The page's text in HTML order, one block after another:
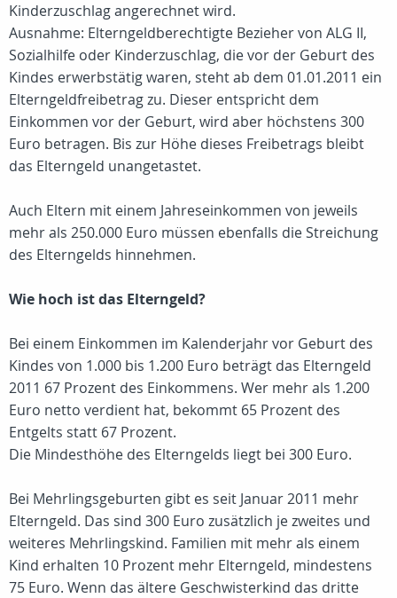
Kinderzuschlag angerechnet wird.
Ausnahme: Elterngeldberechtigte Bezieher von ALG II,
Sozialhilfe oder Kinderzuschlag, die vor der Geburt des
Kindes erwerbstätig waren, steht ab dem 01.01.2011 ein
Elterngeldfreibetrag zu. Dieser entspricht dem
Einkommen vor der Geburt, wird aber höchstens 300
Euro betragen. Bis zur Höhe dieses Freibetrags bleibt
das Elterngeld unangetastet.
Auch Eltern mit einem Jahreseinkommen von jeweils
mehr als 250.000 Euro müssen ebenfalls die Streichung
des Elterngelds hinnehmen.
Wie hoch ist das Elterngeld?
Bei einem Einkommen im Kalenderjahr vor Geburt des
Kindes von 1.000 bis 1.200 Euro beträgt das Elterngeld
2011 67 Prozent des Einkommens. Wer mehr als 1.200
Euro netto verdient hat, bekommt 65 Prozent des
Entgelts statt 67 Prozent.
Die Mindesthöhe des Elterngelds liegt bei 300 Euro.
Bei Mehrlingsgeburten gibt es seit Januar 2011 mehr
Elterngeld. Das sind 300 Euro zusätzlich je zweites und
weiteres Mehrlingskind. Familien mit mehr als einem
Kind erhalten 10 Prozent mehr Elterngeld, mindestens
75 Euro. Wenn das ältere Geschwisterkind das dritte